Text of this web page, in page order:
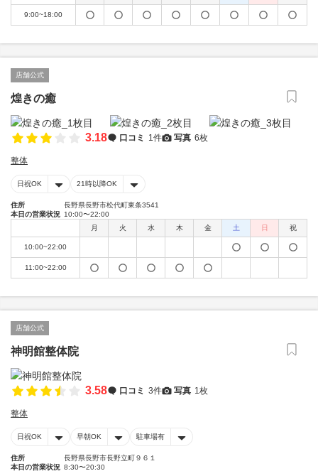
9:00~18:00
店舗公式
煌きの癒
3.18 口コミ 1件 写真 6枚
整体
日祝OK 21時以降OK
住所
長野県長野市松代町東条3541
本日の営業状況 10:00〜22:00
月
火 水 木 金 土 日 祝
10:00~22:00
11:00~22:00
店舗公式
神明館整体院
3.58 口コミ 3件 写真 1枚
整体
日祝OK 早朝OK 駐車場有
住所
長野県長野市長野立町９６１
本日の営業状況 8:30〜20:30